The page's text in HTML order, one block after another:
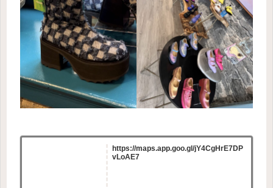
https://maps.app.goo.gl/jY4CgHrE7DP
vLoAE7